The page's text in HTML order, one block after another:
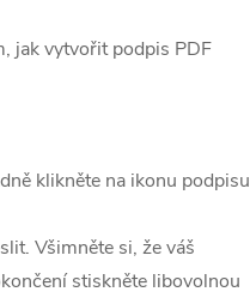
jak vytvořit podpis PDF
klikněte na ikonu podpisu
Všimněte si, že váš
stiskněte libovolnou